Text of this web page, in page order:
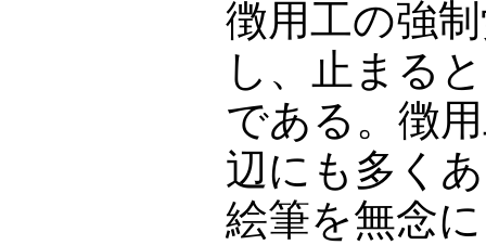
徴用工の強
し、止まる
である。徴
辺にも多く
絵筆を無念